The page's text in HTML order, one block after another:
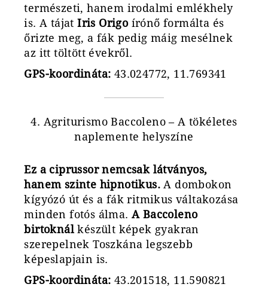
természeti, hanem irodalmi emlékhely
is. A tájatIris Origoírónő formálta és
őrizte meg, a fák pedig máig mesélnek
az itt töltött évekről.
GPS-koordináta: 43.024772, 11.769341
4. Agriturismo Baccoleno – A tökéletes
naplemente helyszíne
Ez a ciprussor nemcsak látványos,
hanem szinte hipnotikus.A dombokon
kígyózó út és a fák ritmikus váltakozása
minden fotós álma. A Baccoleno
birtoknálkészült képek gyakran
szerepelnek Toszkána legszebb
képeslapjain is.
GPS-koordináta: 43.201518, 11.590821